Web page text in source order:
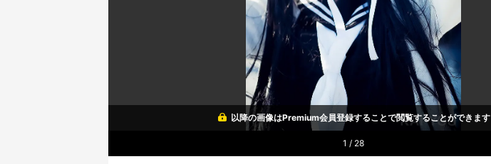
以降の画像はPremium会員登録することで閲覧することができます
1 / 28